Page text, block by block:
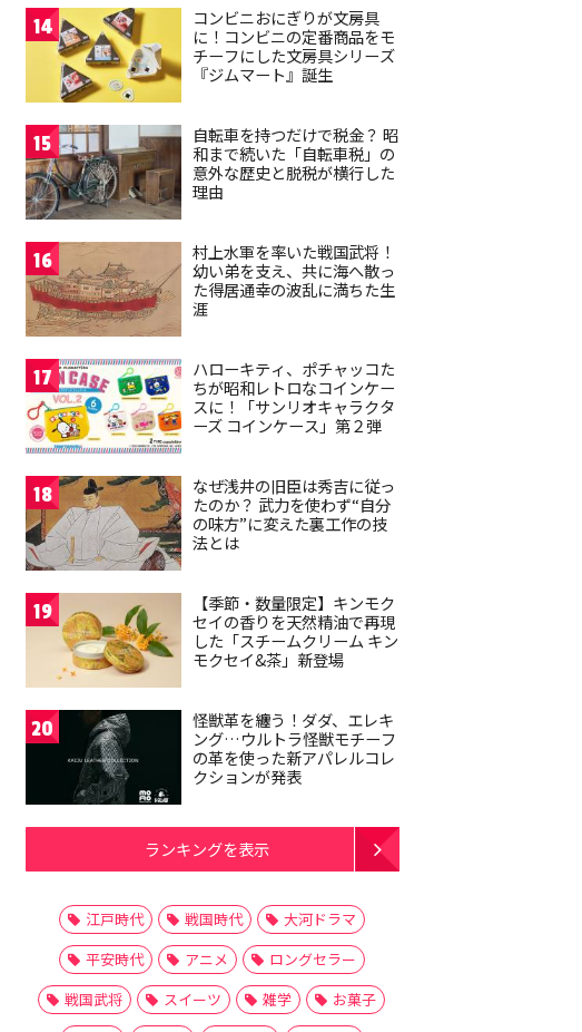
14
コンビニおにぎりが文房具
に！コンビニの定番商品をモ
チーフにした文房具シリーズ
『ジムマート』誕生
15
自転車を持つだけで税金？ 昭
和まで続いた「自転車税」の
意外な歴史と脱税が横行した
理由
16
村上水軍を率いた戦国武将！
幼い弟を支え、共に海へ散っ
た得居通幸の波乱に満ちた生
涯
17
ハローキティ、ポチャッコた
ちが昭和レトロなコインケー
スに！「サンリオキャラクタ
ーズ コインケース」第２弾
18
なぜ浅井の旧臣は秀吉に従っ
たのか？ 武力を使わず“自分
の味方”に変えた裏工作の技
法とは
19
【季節・数量限定】キンモク
セイの香りを天然精油で再現
した「スチームクリーム キン
モクセイ&茶」新登場
20
怪獣革を纏う！ダダ、エレキ
ング…ウルトラ怪獣モチーフ
の革を使った新アパレルコレ
クションが発表
ランキングを表示
江戸時代 戦国時代
大河ドラマ
平安時代
アニメ
ロングセラー
戦国武将
スイーツ 雑学
お菓子